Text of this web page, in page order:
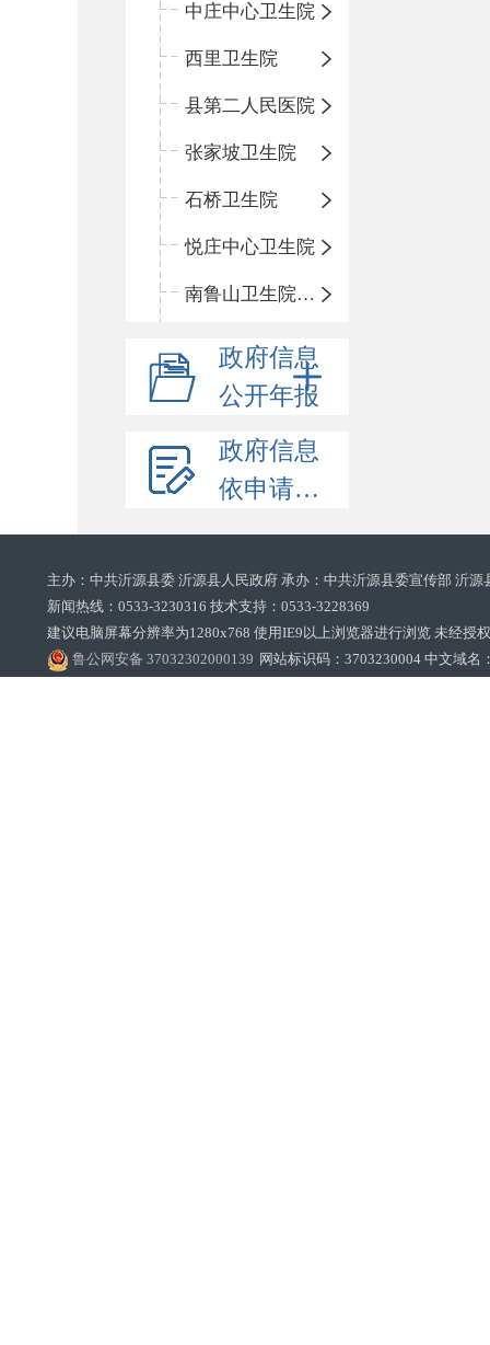
中庄中心卫生院
西里卫生院
县第二人民医院
张家坡卫生院
石桥卫生院
悦庄中心卫生院
南鲁山卫生院三岔分院
政府信息
公开年报
政府信息
依申请公开
主办：中共沂源县委 沂源县人民政府 承办：中共沂源县委宣传部 沂
新闻热线：0533-3230316 技术支持：0533-3228369‌‌
建议电脑屏幕分辨率为1280x768 使用IE9以上浏览器进行浏览 未经授
鲁公网安备 37032302000139 网站标识码：3703230004 中文域名